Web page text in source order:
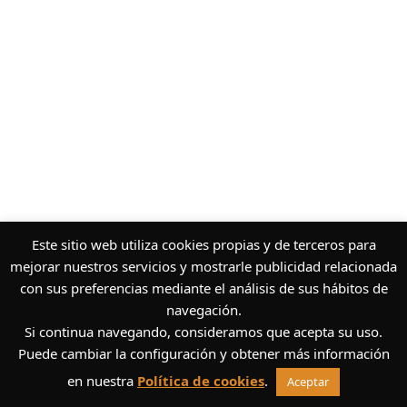
Este sitio web utiliza cookies propias y de terceros para
mejorar nuestros servicios y mostrarle publicidad relacionada
con sus preferencias mediante el análisis de sus hábitos de
navegación.
Si continua navegando, consideramos que acepta su uso.
Puede cambiar la configuración y obtener más información
en nuestra Política de cookies. Aceptar